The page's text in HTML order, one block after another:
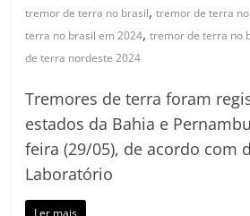
tremor de terra no brasil,tremor de terra
terra no brasil em 2024,tremor de terra no
de terra nordeste 2024
Tremores de terra foram
estados da Bahia e
feira (29/05), de acordo com
Laboratório
Ler mais